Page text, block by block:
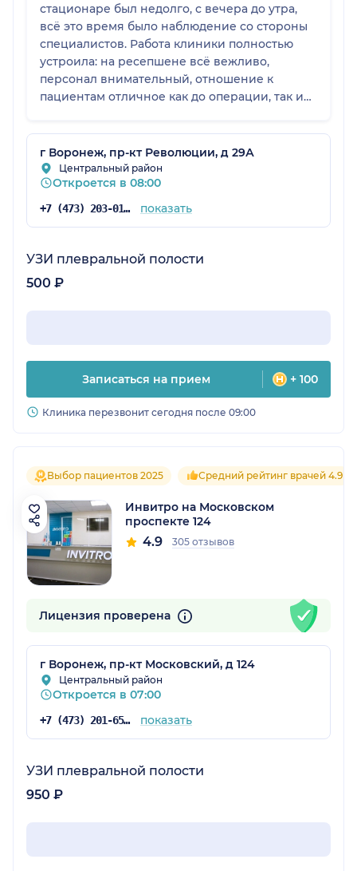
стационаре был недолго, с вечера до утра,
всё это время было наблюдение со стороны
специалистов. Работа клиники полностью
устроила: на ресепшене всё вежливо,
персонал внимательный, отношение к
пациентам отличное как до операции, так и
профессионально, с пациентами обращаются
очень хорошо. По организации, комфорту и
отношению к пациентам — всё на высоком
уровне.
г Воронеж, пр-кт Революции, д 29А
Центральный район
Откроется в 08:00
+7 (473) 203-01-67 показать
УЗИ плевральной полости
500 ₽
Записаться на прием + 100
Клиника перезвонит сегодня после 09:00
Выбор пациентов 2025 Средний рейтинг врачей 4.9
Инвитро на Московском
проспекте 124
4.9 305 отзывов
Лицензия проверена
г Воронеж, пр-кт Московский, д 124
Центральный район
Откроется в 07:00
+7 (473) 201-65-34 показать
УЗИ плевральной полости
950 ₽